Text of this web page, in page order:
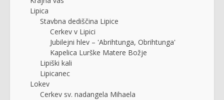
Lipica
Stavbna dediščina Lipice
Cerkev v Lipici
Jubilejni hlev – 'Abrihtunga, Obrihtunga'
Kapelica Lurške Matere Božje
Lipiški kali
Lipicanec
Lokev
Cerkev sv. nadangela Mihaela